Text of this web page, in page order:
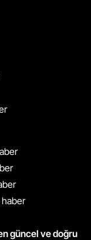
güncel ve doğru